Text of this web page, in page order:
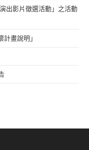
出影片徵選活動」之活動
畫說明」